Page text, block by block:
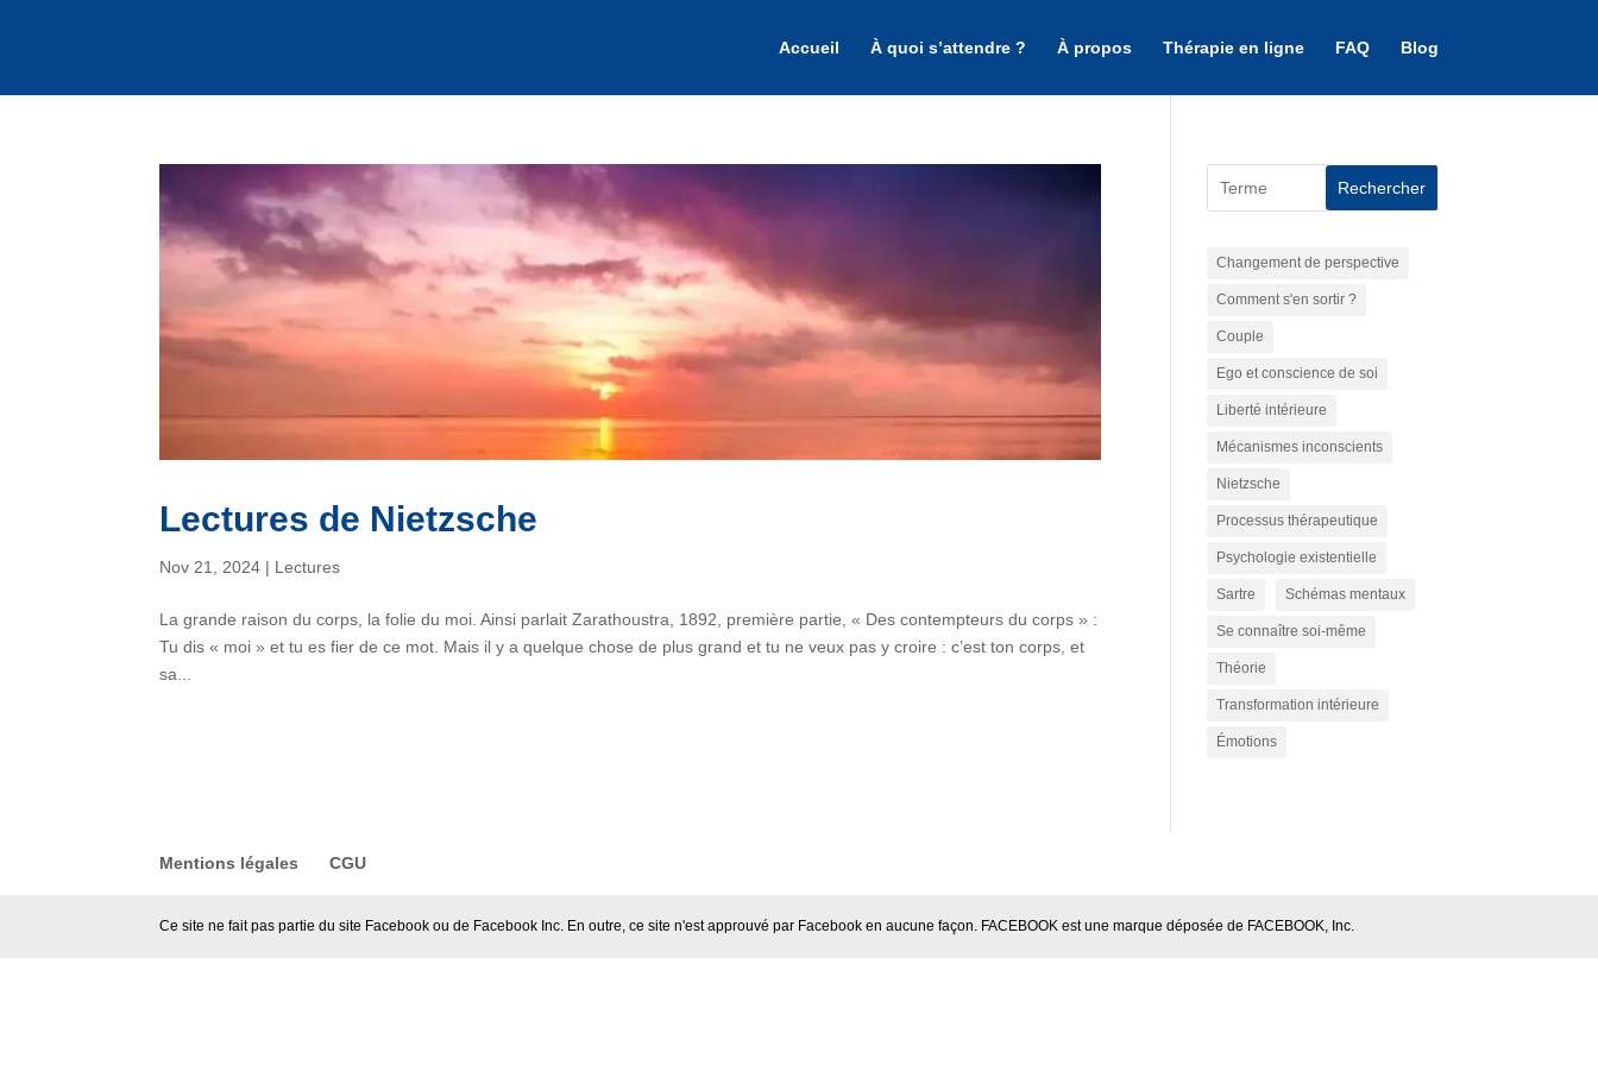
Accueil À quoi s’attendre ? À propos Thérapie en ligne FAQ Blog
Lectures de Nietzsche
Nov 21, 2024 | Lectures
La grande raison du corps, la folie du moi. Ainsi parlait Zarathoustra, 1892, première partie, « Des contempteurs du corps » :
Tu dis « moi » et tu es fier de ce mot. Mais il y a quelque chose de plus grand et tu ne veux pas y croire : c’est ton corps, et
sa...
Rechercher
Changement de perspective
Comment s'en sortir ?
Couple
Ego et conscience de soi
Liberté intérieure
Mécanismes inconscients
Nietzsche
Processus thérapeutique
Psychologie existentielle
Sartre Schémas mentaux
Se connaître soi-même
Théorie
Transformation intérieure
Émotions
Mentions légales CGU
Ce site ne fait pas partie du site Facebook ou de Facebook Inc. En outre, ce site n'est approuvé par Facebook en aucune façon. FACEBOOK est une marque déposée de FACEBOOK, Inc.